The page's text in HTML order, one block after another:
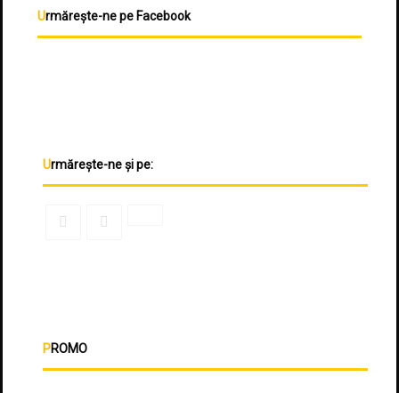
Urmărește-ne pe Facebook
Urmărește-ne și pe:
PROMO